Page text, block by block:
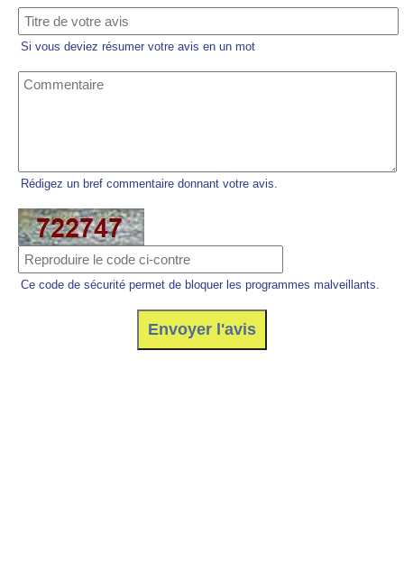
Si vous deviez résumer votre avis en un mot
Rédigez un bref commentaire donnant votre avis.
Ce code de sécurité permet de bloquer les programmes malveillants.